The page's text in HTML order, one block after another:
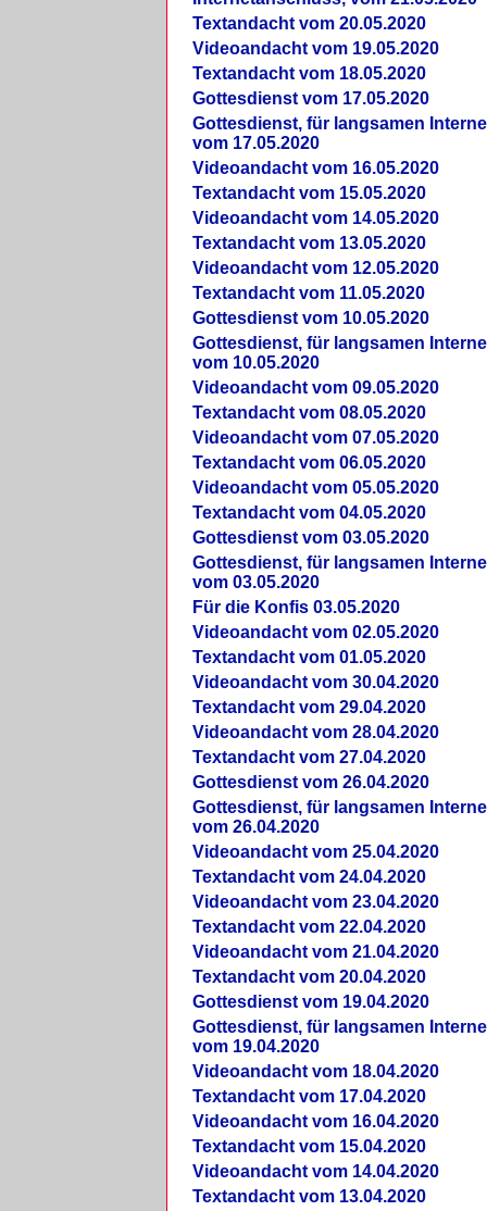
Textandacht vom 20.05.2020
Videoandacht vom 19.05.2020
Textandacht vom 18.05.2020
Gottesdienst vom 17.05.2020
Gottesdienst, für langsamen
vom 17.05.2020
Videoandacht vom 16.05.2020
Textandacht vom 15.05.2020
Videoandacht vom 14.05.2020
Textandacht vom 13.05.2020
Videoandacht vom 12.05.2020
Textandacht vom 11.05.2020
Gottesdienst vom 10.05.2020
Gottesdienst, für langsamen
vom 10.05.2020
Videoandacht vom 09.05.2020
Textandacht vom 08.05.2020
Videoandacht vom 07.05.2020
Textandacht vom 06.05.2020
Videoandacht vom 05.05.2020
Textandacht vom 04.05.2020
Gottesdienst vom 03.05.2020
Gottesdienst, für langsamen
vom 03.05.2020
Für die Konfis 03.05.2020
Videoandacht vom 02.05.2020
Textandacht vom 01.05.2020
Videoandacht vom 30.04.2020
Textandacht vom 29.04.2020
Videoandacht vom 28.04.2020
Textandacht vom 27.04.2020
Gottesdienst vom 26.04.2020
Gottesdienst, für langsamen
vom 26.04.2020
Videoandacht vom 25.04.2020
Textandacht vom 24.04.2020
Videoandacht vom 23.04.2020
Textandacht vom 22.04.2020
Videoandacht vom 21.04.2020
Textandacht vom 20.04.2020
Gottesdienst vom 19.04.2020
Gottesdienst, für langsamen
vom 19.04.2020
Videoandacht vom 18.04.2020
Textandacht vom 17.04.2020
Videoandacht vom 16.04.2020
Textandacht vom 15.04.2020
Videoandacht vom 14.04.2020
Textandacht vom 13.04.2020